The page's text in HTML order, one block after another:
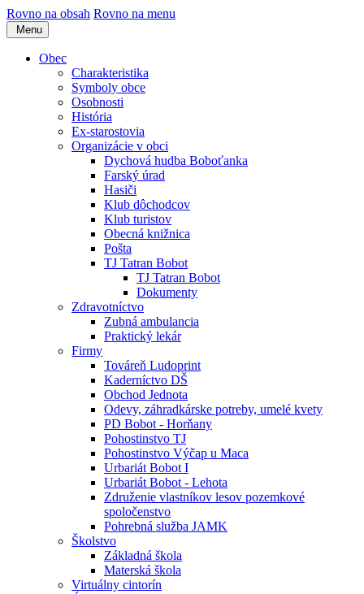
Rovno na obsah Rovno na menu
Menu
Obec
Charakteristika
Symboly obce
Osobnosti
História
Ex-starostovia
Organizácie v obci
Dychová hudba Boboťanka
Farský úrad
Hasiči
Klub dôchodcov
Klub turistov
Obecná knižnica
Pošta
TJ Tatran Bobot
TJ Tatran Bobot
Dokumenty
Zdravotníctvo
Zubná ambulancia
Praktický lekár
Firmy
Továreň Ludoprint
Kaderníctvo DŠ
Obchod Jednota
Odevy, záhradkárske potreby, umelé kvety
PD Bobot - Horňany
Pohostinstvo TJ
Pohostinstvo Výčap u Maca
Urbariát Bobot I
Urbariát Bobot - Lehota
Združenie vlastníkov lesov pozemkové
spoločenstvo
Pohrebná služba JAMK
Školstvo
Základná škola
Materská škola
Virtuálny cintorín